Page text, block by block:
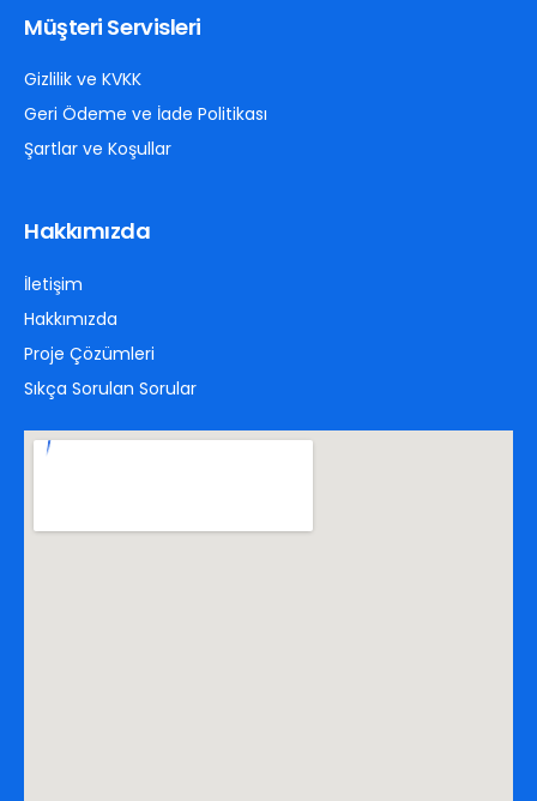
Müşteri Servisleri
Gizlilik ve KVKK
Geri Ödeme ve İade Politikası
Şartlar ve Koşullar
Hakkımızda
İletişim
Hakkımızda
Proje Çözümleri
Sıkça Sorulan Sorular